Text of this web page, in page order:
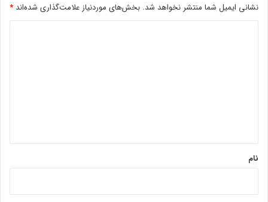
نشانی ایمیل شما منتشر نخواهد شد. بخش‌های موردنیاز علامت‌گذاری شده‌اند *
نام